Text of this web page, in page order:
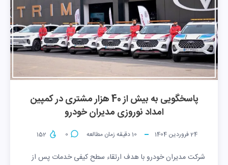
پاسخگویی به بیش از 40 هزار مشتری در کمپین
امداد نوروزی مدیران خودرو
24 فروردین 1404 10دقیقه زمان مطالعه 0
شرکت مدیران خودرو با هدف ارتقاء سطح کیفی خدمات پس از